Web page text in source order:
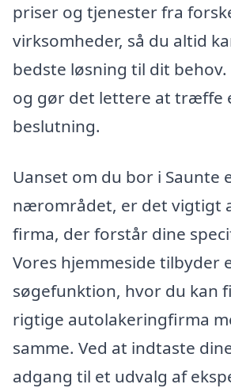
priser og tjenester fra
virksomheder, så du altid
bedste løsning til dit
og gør det lettere at træffe
beslutning.
Uanset om du bor i Saunte
nærområdet, er det vigtigt
firma, der forstår dine
Vores hjemmeside tilbyder
søgefunktion, hvor du kan
rigtige autolakeringfirma
samme. Ved at indtaste
adgang til et udvalg af